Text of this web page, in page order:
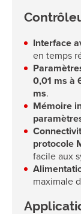
Interface
en temps
0,01 ms à
ms.
Mémoire
protocole
facile aux
maximale